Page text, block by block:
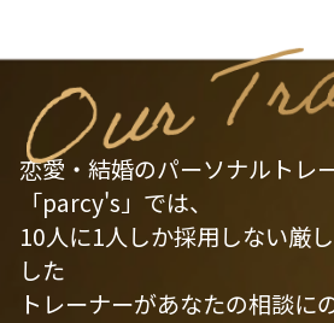
恋愛・結婚のパーソナルトレ
「parcy's」では、
10人に1人しか採用しない厳
した
トレーナーがあなたの相談に